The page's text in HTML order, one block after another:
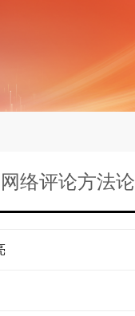
网络评论方法论